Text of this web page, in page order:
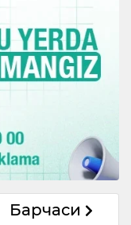
Барчаси